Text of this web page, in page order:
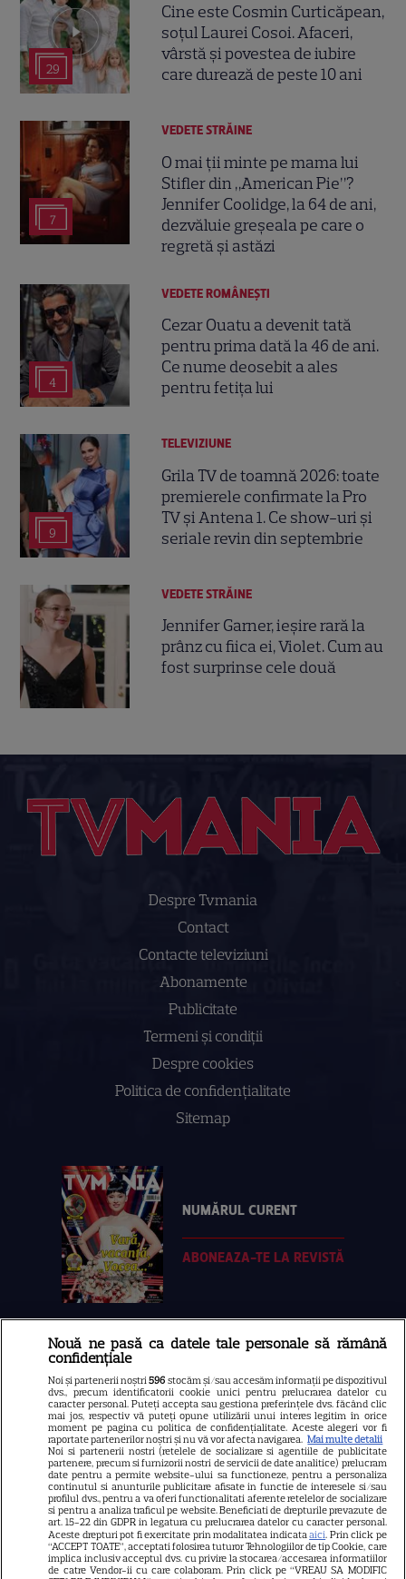
29
Cine este Cosmin Curticăpean,
soțul Laurei Cosoi. Afaceri,
vârstă și povestea de iubire
care durează de peste 10 ani
7
VEDETE STRĂINE
O mai ții minte pe mama lui
Stifler din „American Pie”?
Jennifer Coolidge, la 64 de ani,
dezvăluie greșeala pe care o
regretă și astăzi
4
VEDETE ROMÂNEŞTI
Cezar Ouatu a devenit tată
pentru prima dată la 46 de ani.
Ce nume deosebit a ales
pentru fetița lui
9
TELEVIZIUNE
Grila TV de toamnă 2026: toate
premierele confirmate la Pro
TV și Antena 1. Ce show-uri și
seriale revin din septembrie
VEDETE STRĂINE
Jennifer Garner, ieșire rară la
prânz cu fiica ei, Violet. Cum au
fost surprinse cele două
Despre Tvmania
Contact
Contacte televiziuni
Abonamente
Publicitate
Termeni și condiții
Despre cookies
Politica de confidenţialitate
Sitemap
NUMĂRUL CURENT
ABONEAZA-TE LA REVISTĂ
Libertatea
Libertatea pentru femei
GSP
Știri mondene
Avantaje
Elle
Unica
Retete practice
Nouă ne pasă ca datele tale personale să rămână
confidențiale
Noi și partenerii noștri596 stocăm și/sau accesăm informații pe dispozitivul
dvs., precum identificatorii cookie unici pentru prelucrarea datelor cu
caracter personal. Puteți accepta sau gestiona preferințele dvs. făcând clic
mai jos, respectiv vă puteți opune utilizării unui interes legitim în orice
moment pe pagina cu politica de confidențialitate. Aceste alegeri vor fi
raportate partenerilor noștri și nu vă vor afecta navigarea. Mai multe detalii
Noi si partenerii nostri (retelele de socializare si agentiile de publicitate
partenere, precum si furnizorii nostri de servicii de date analitice) prelucram
date pentru a permite website-ului sa functioneze, pentru a personaliza
continutul si anunturile publicitare afisate in functie de interesele si/sau
profilul dvs., pentru a va oferi functionalitati aferente retelelor de socializare
si pentru a analiza traficul pe website. Beneficiati de drepturile prevazute de
art. 15-22 din GDPR in legatura cu prelucrarea datelor cu caracter personal.
Aceste drepturi pot fi exercitate prin modalitatea indicataaici. Prin click pe
“ACCEPT TOATE”, acceptati folosirea tuturor Tehnologiilor de tip Cookie, care
implica inclusiv acceptul dvs. cu privire la stocarea/accesarea informatiilor
de catre Vendor-ii cu care colaboram. Prin click pe “VREAU SA MODIFIC